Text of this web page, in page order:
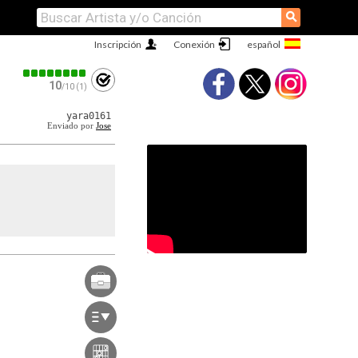
⚲
Conexión
Inscripción
10/10 (1)
yara0161
Enviado por Jose